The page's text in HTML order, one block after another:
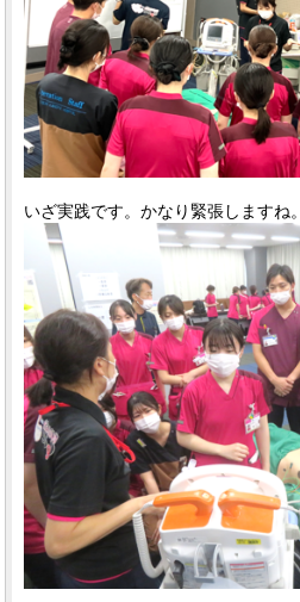
いざ実践です。かなり緊張しますね。